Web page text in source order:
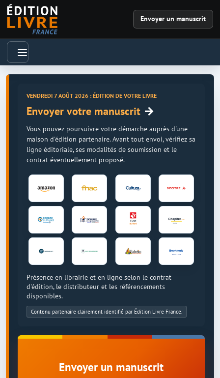
Envoyer un manuscrit
VENDREDI 7 AOÛT 2026 : ÉDITION DE VOTRE LIVRE
Envoyer votre manuscrit →
Vous pouvez poursuivre votre démarche auprès d'une
maison d'édition partenaire. Avant tout envoi, vérifiez sa
ligne éditoriale, ses modalités de soumission et le
contrat éventuellement proposé.
Présence en librairie et en ligne selon le contrat
d'édition, le distributeur et les référencements
disponibles.
Contenu partenaire clairement identifié par Édition Livre France.
Envoyer un manuscrit